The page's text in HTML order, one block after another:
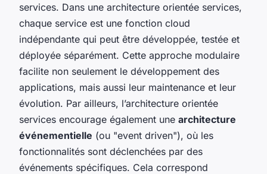
services. Dans une architecture orientée services,
chaque service est une fonction cloud
indépendante qui peut être développée, testée et
déployée séparément. Cette approche modulaire
facilite non seulement le développement des
applications, mais aussi leur maintenance et leur
évolution. Par ailleurs, l’architecture orientée
services encourage également une architecture
événementielle (ou "event driven"), où les
fonctionnalités sont déclenchées par des
événements spécifiques. Cela correspond